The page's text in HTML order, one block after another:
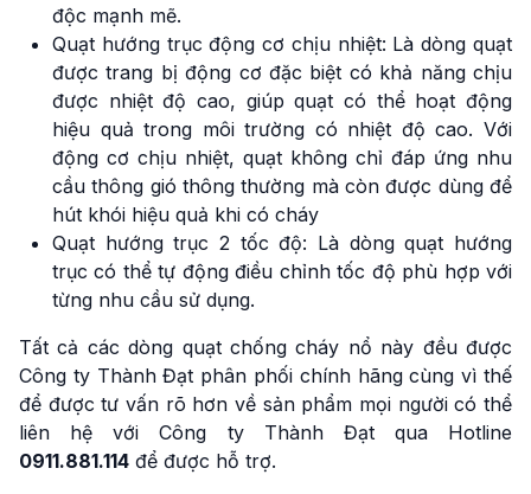
độc mạnh mẽ.
Quạt hướng trục động cơ chịu nhiệt: Là dòng quạt
được trang bị động cơ đặc biệt có khả năng chịu
được nhiệt độ cao, giúp quạt có thể hoạt động
hiệu quả trong môi trường có nhiệt độ cao. Với
động cơ chịu nhiệt, quạt không chỉ đáp ứng nhu
cầu thông gió thông thường mà còn được dùng để
hút khói hiệu quả khi có cháy
Quạt hướng trục 2 tốc độ: Là dòng quạt hướng
trục có thể tự động điều chỉnh tốc độ phù hợp với
từng nhu cầu sử dụng.
Tất cả các dòng quạt chống cháy nổ này đều được
Công ty Thành Đạt phân phối chính hãng cùng vì thế
để được tư vấn rõ hơn về sản phẩm mọi người có thể
liên hệ với Công ty Thành Đạt qua Hotline
0911.881.114 để được hỗ trợ.